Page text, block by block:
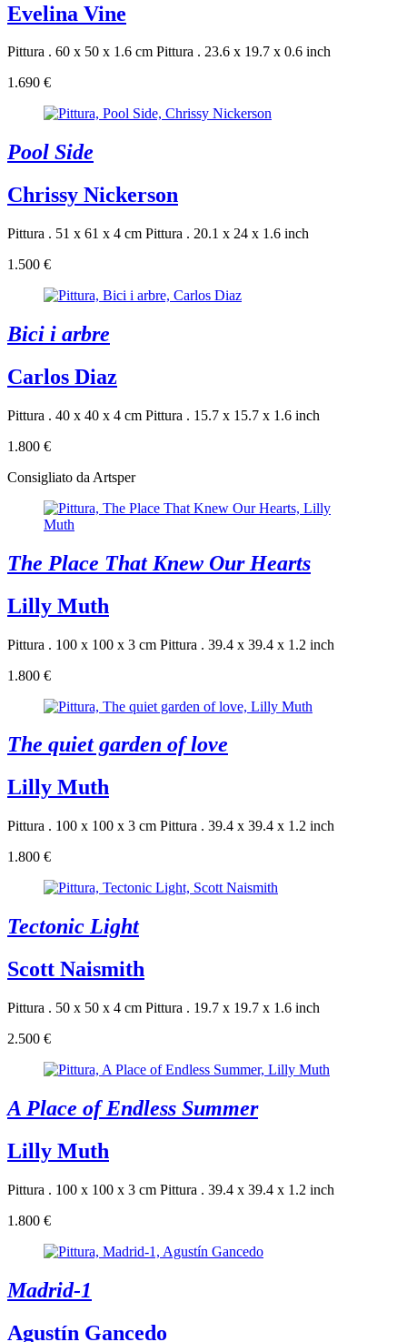
Evelina Vine
Pittura . 60 x 50 x 1.6 cm Pittura . 23.6 x 19.7 x 0.6 inch
1.690 €
Pool Side
Chrissy Nickerson
Pittura . 51 x 61 x 4 cm Pittura . 20.1 x 24 x 1.6 inch
1.500 €
Bici i arbre
Carlos Diaz
Pittura . 40 x 40 x 4 cm Pittura . 15.7 x 15.7 x 1.6 inch
1.800 €
Consigliato da Artsper
The Place That Knew Our Hearts
Lilly Muth
Pittura . 100 x 100 x 3 cm Pittura . 39.4 x 39.4 x 1.2 inch
1.800 €
The quiet garden of love
Lilly Muth
Pittura . 100 x 100 x 3 cm Pittura . 39.4 x 39.4 x 1.2 inch
1.800 €
Tectonic Light
Scott Naismith
Pittura . 50 x 50 x 4 cm Pittura . 19.7 x 19.7 x 1.6 inch
2.500 €
A Place of Endless Summer
Lilly Muth
Pittura . 100 x 100 x 3 cm Pittura . 39.4 x 39.4 x 1.2 inch
1.800 €
Madrid-1
Agustín Gancedo